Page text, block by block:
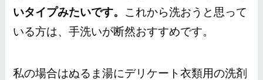
いタイプみたいです。 これから洗おうと思って
いる方は、手洗いが断然おすすめです。
私の場合はぬるま湯にデリケート衣類用の洗剤